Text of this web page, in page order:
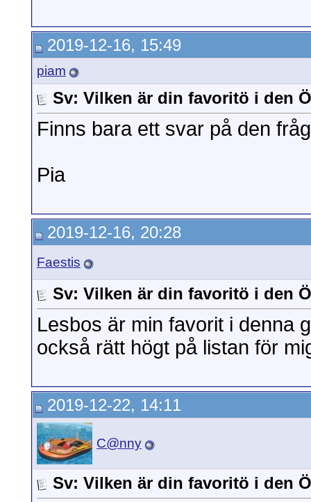
2019-12-16, 15:49
piam
Sv: Vilken är din favoritö i den
Finns bara ett svar på den
Pia
2019-12-16, 20:28
Faestis
Sv: Vilken är din favoritö i den
Lesbos är min favorit i denna
också rätt högt på listan för
2019-12-22, 14:11
C@nny
Sv: Vilken är din favoritö i den